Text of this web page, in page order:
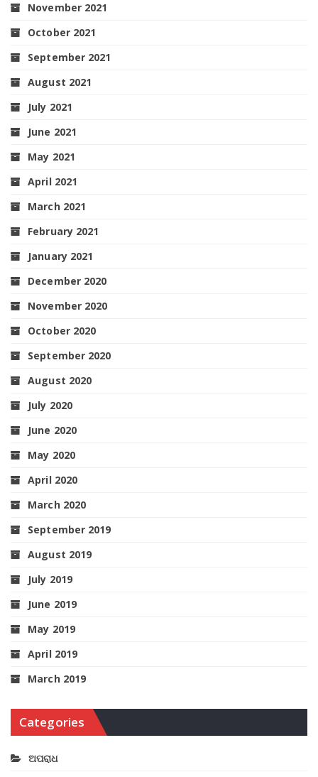
November 2021
October 2021
September 2021
August 2021
July 2021
June 2021
May 2021
April 2021
March 2021
February 2021
January 2021
December 2020
November 2020
October 2020
September 2020
August 2020
July 2020
June 2020
May 2020
April 2020
March 2020
September 2019
August 2019
July 2019
June 2019
May 2019
April 2019
March 2019
Categories
ଅପରାଧ